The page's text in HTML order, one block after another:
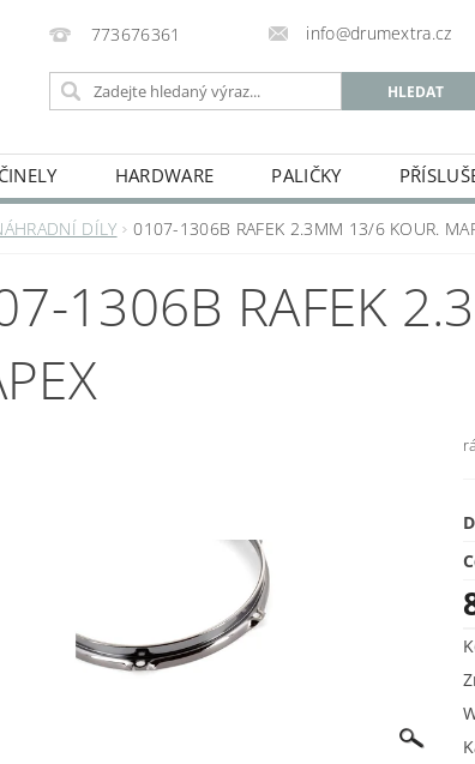
773676361 info@drumextra.cz
ČINELY HARDWARE PALIČKY
DÍLY 0107-1306B RAFEK 2.3MM 13/6 KOUR.
1306B RAFEK